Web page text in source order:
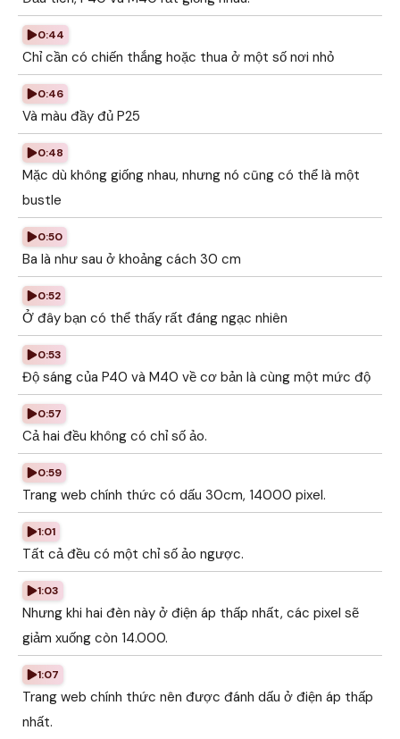
0:44
Chỉ cần có chiến thắng hoặc thua ở một số nơi nhỏ
0:46
Và màu đầy đủ P25
0:48
Mặc dù không giống nhau, nhưng nó cũng có thể là một
bustle
0:50
Ba là như sau ở khoảng cách 30 cm
0:52
Ở đây bạn có thể thấy rất đáng ngạc nhiên
0:53
Độ sáng của P40 và M40 về cơ bản là cùng một mức độ
0:57
Cả hai đều không có chỉ số ảo.
0:59
Trang web chính thức có dấu 30cm, 14000 pixel.
1:01
Tất cả đều có một chỉ số ảo ngược.
1:03
Nhưng khi hai đèn này ở điện áp thấp nhất, các pixel sẽ
giảm xuống còn 14.000.
1:07
Trang web chính thức nên được đánh dấu ở điện áp thấp
nhất.